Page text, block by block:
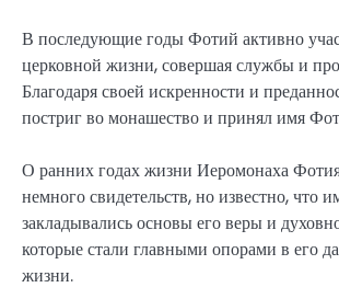
В последующие годы Фотий активно
церковной жизни, совершая службы и
Благодаря своей искренности и
постриг во монашество и принял имя
О ранних годах жизни Иеромонаха
немного свидетельств, но известно, что
закладывались основы его веры и
которые стали главными опорами в его
жизни.